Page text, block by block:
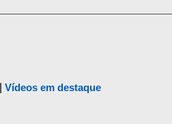
Vídeos em destaque